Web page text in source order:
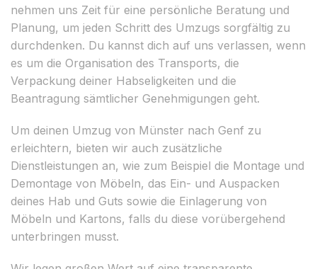
nehmen uns Zeit für eine persönliche Beratung und
Planung, um jeden Schritt des Umzugs sorgfältig zu
durchdenken. Du kannst dich auf uns verlassen, wenn
es um die Organisation des Transports, die
Verpackung deiner Habseligkeiten und die
Beantragung sämtlicher Genehmigungen geht.
Um deinen Umzug von Münster nach Genf zu
erleichtern, bieten wir auch zusätzliche
Dienstleistungen an, wie zum Beispiel die Montage und
Demontage von Möbeln, das Ein- und Auspacken
deines Hab und Guts sowie die Einlagerung von
Möbeln und Kartons, falls du diese vorübergehend
unterbringen musst.